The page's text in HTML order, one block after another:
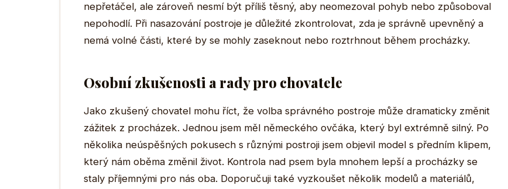
nepřetáčel, ale zároveň nesmí být příliš těsný, aby neomezoval pohyb nebo způsoboval
nepohodlí. Při nasazování postroje je důležité zkontrolovat, zda je správně upevněný a
nemá volné části, které by se mohly zaseknout nebo roztrhnout během procházky.
Osobní zkušenosti a rady pro chovatele
Jako zkušený chovatel mohu říct, že volba správného postroje může dramaticky změnit
zážitek z procházek. Jednou jsem měl německého ovčáka, který byl extrémně silný. Po
několika neúspěšných pokusech s různými postroji jsem objevil model s předním klipem,
který nám oběma změnil život. Kontrola nad psem byla mnohem lepší a procházky se
staly příjemnými pro nás oba. Doporučuji také vyzkoušet několik modelů a materiálů,